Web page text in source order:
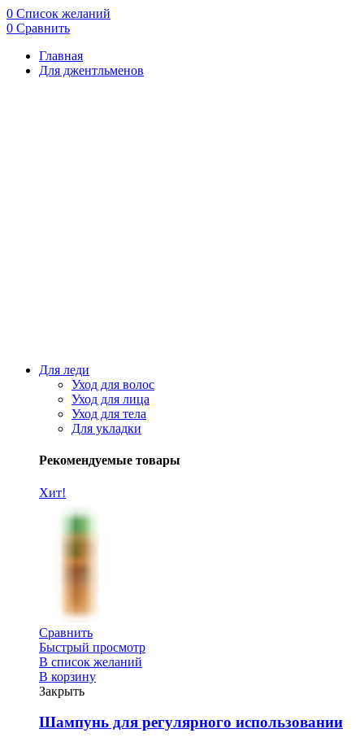
0 Список желаний
0 Сравнить
Главная
Для джентльменов
Для леди
Уход для волос
Уход для лица
Уход для тела
Для укладки
Рекомендуемые товары
Хит!
Сравнить
Быстрый просмотр
В список желаний
В корзину
Закрыть
Шампунь для регулярного использовании